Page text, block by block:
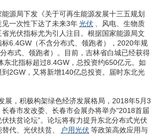
源局下发《关于可再生能源发展十三五规划
一次性下达了未来3年光伏
、风电、生物质
光伏指标尤为引人注目。根据国家能源局文
6.4GW（不含分布式、领跑者），2020年规
布式、领跑者）。目前，吉林省白城已经获得
东北指标超过8.4GW，总投资约650亿元。如
2GW，又将新增140亿总投资。届时东北光
展，积极构架绿色经济发展格局，2018年5月3
春市发改委、长春市会展办将举办"2018首届
扶贫论坛”。论坛将有力提升东北分布式光伏
代、光伏扶贫、
户用光伏等政策高效应用与